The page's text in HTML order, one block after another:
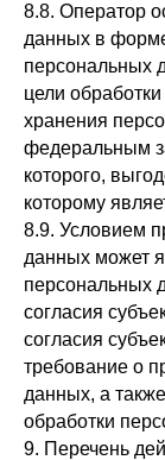
8.8. Оператор
данных в
персональных
цели
хранения
федеральным
которого,
которому
8.9. Условием
данных может
персональных
согласия
согласия
требование о
данных, а
обработки
9. Перечень